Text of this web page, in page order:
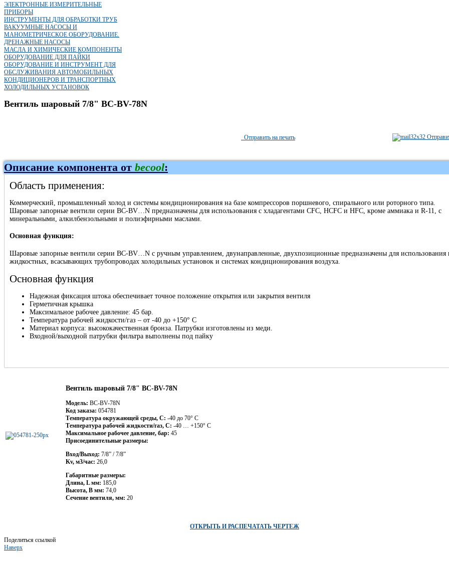
ЭЛЕКТРОННЫЕ ИЗМЕРИТЕЛЬНЫЕ
ПРИБОРЫ
ИНСТРУМЕНТЫ ДЛЯ ОБРАБОТКИ ТРУБ
ВАКУУМНЫЕ НАСОСЫ И
МАНОМЕТРИЧЕСКОЕ ОБОРУДОВАНИЕ.
ДРЕНАЖНЫЕ НАСОСЫ
МАСЛА И ХИМИЧЕСКИЕ КОМПОНЕНТЫ
ОБОРУДОВАНИЕ ДЛЯ ПАЙКИ
ОБОРУДОВАНИЕ И ИНСТРУМЕНТ ДЛЯ
ОБСЛУЖИВАНИЯ АВТОМОБИЛЬНЫХ
КОНДИЦИОНЕРОВ И ТРАНСПОРТНЫХ
ХОЛОДИЛЬНЫХ УСТАНОВОК
Вентиль шаровый 7/8" BC-BV-78N
Отправить на печать
Описание компонента от becool:
Область применения:
Коммерческий, промышленный холод и системы кондиционирования на базе компрессоров поршневого, спирального или роторного типа.
Шаровые запорные вентили серии BC-BV…N предназначены для использования с хладагентами СFC, HCFC и HFC, кроме аммиака и R-11, с
минеральными, алкилбензольными и полиэфирными маслами.
Основная функция:
Шаровые запорные вентили серии BC-BV…N с ручным управлением, двунаправленные, двухпозиционные предназначены для использования
жидкостных, всасывающих трубопроводах холодильных установок и системах кондиционирования воздуха.
Основная функция
Надежная фиксация штока обеспечивает точное положение открытия или закрытия вентиля
Герметичная крышка
Максимальное рабочее давление: 45 бар.
Температура рабочей жидкости/газ – от -40 до +150° С
Материал корпуса: высококачественная бронза. Патрубки изготовлены из меди.
Входной/выходной патрубки фильтра выполнены под пайку
Вентиль шаровый 7/8" BC-BV-78N
Модель: BC-BV-78N
Код заказа: 054781
Температура окружающей среды, С: -40 до 70° С
Температура рабочей жидкости/газ, С: -40 … +150° С
Максимальное рабочее давление, бар: 45
Присоединительные размеры:
Вход/Выход: 7/8” / 7/8”
Kv, м3/час: 26,0
Габаритные размеры:
Длина, L мм: 185,0
Высота, B мм: 74,0
Сечение вентиля, мм: 20
ОТКРЫТЬ И РАСПЕЧАТАТЬ ЧЕРТЕЖ
Поделиться ссылкой
Наверх